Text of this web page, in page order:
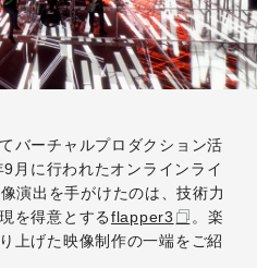
バーチャルプロダクション活
月に行われたオンラインライ
演出を手がけたのは、技術力
を得意とするflapper3
。楽
上げた映像制作の一端をご紹